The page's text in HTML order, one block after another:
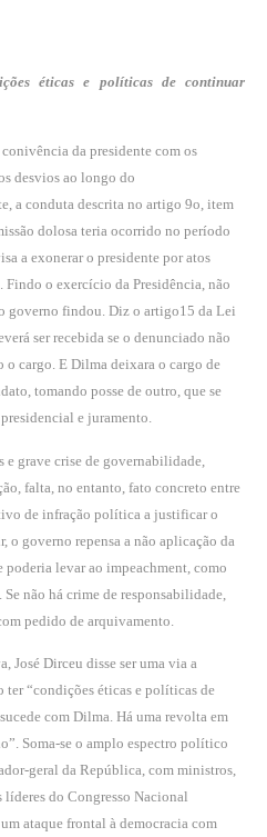
éticas e políticas de continuar
da presidente com os
desvios ao longo do
a conduta descrita no artigo 9o, item
dolosa teria ocorrido no período
a exonerar o presidente por atos
o exercício da Presidência, não
governo findou. Diz o artigo15 da Lei
ser recebida se o denunciado não
cargo. E Dilma deixara o cargo de
tomando posse de outro, que se
e juramento.
e grave crise de governabilidade,
falta, no entanto, fato concreto entre
de infração política a justificar o
o governo repensa a não aplicação da
poderia levar ao impeachment, como
não há crime de responsabilidade,
pedido de arquivamento.
José Dirceu disse ser uma via a
ter “condições éticas e políticas de
com Dilma. Há uma revolta em
Soma-se o amplo espectro político
geral da República, com ministros,
do Congresso Nacional
ataque frontal à democracia com